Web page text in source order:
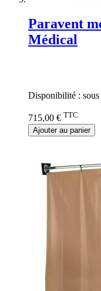
Paravent
Médical
Disponibilité :
715,00 € TTC
Ajouter au panier